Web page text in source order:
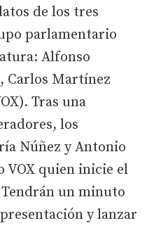
de los tres
parlamentario
Alfonso
Carlos Martínez
Tras una
los
Núñez y Antonio
VOX quien inicie el
un minuto
y lanzar